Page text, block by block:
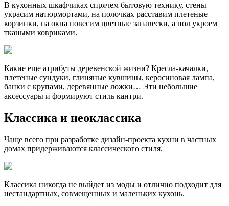
В кухонных шкафчиках спрячем бытовую технику, стены
украсим натюрмортами, на полочках расставим плетеные
корзинки, на окна повесим цветные занавески, а пол укроем
ткаными ковриками.
Какие еще атрибуты деревенской жизни? Кресла-качалки,
плетеные сундуки, глиняные кувшины, керосиновая лампа,
банки с крупами, деревянные ложки… Эти небольшие
аксессуары и формируют стиль кантри.
Классика и неоклассика
Чаще всего при разработке дизайн-проекта кухни в частных
домах придерживаются классического стиля.
Классика никогда не выйдет из моды и отлично подходит для
нестандартных, совмещенных и маленьких кухонь.